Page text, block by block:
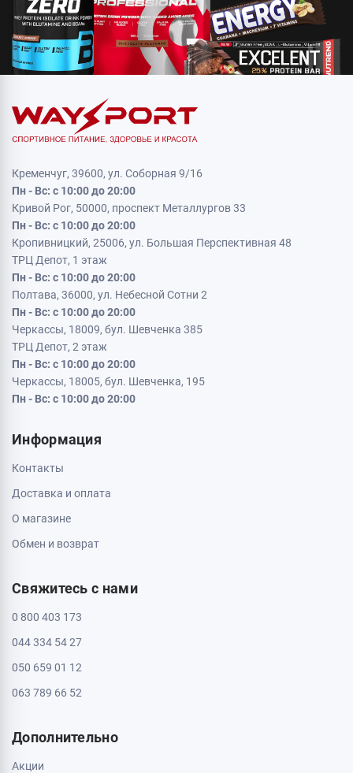
Кременчуг, 39600, ул. Соборная 9/16
Пн - Вс: с 10:00 до 20:00
Кривой Рог, 50000, проспект Металлургов 33
Пн - Вс: с 10:00 до 20:00
Кропивницкий, 25006, ул. Большая Перспективная 48
ТРЦ Депот, 1 этаж
Пн - Вс: с 10:00 до 20:00
Полтава, 36000, ул. Небесной Сотни 2
Пн - Вс: с 10:00 до 20:00
Черкассы, 18009, бул. Шевченка 385
ТРЦ Депот, 2 этаж
Пн - Вс: с 10:00 до 20:00
Черкассы, 18005, бул. Шевченка, 195
Пн - Вс: с 10:00 до 20:00
Информация
Контакты
Доставка и оплата
О магазине
Обмен и возврат
Свяжитесь с нами
0 800 403 173
044 334 54 27
050 659 01 12
063 789 66 52
Дополнительно
Акции